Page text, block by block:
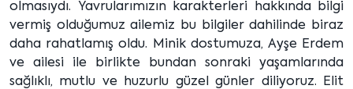
olmasıydı. Yavrularımızın karakterleri hakkında bilgi
vermiş olduğumuz ailemiz bu bilgiler dahilinde biraz
daha rahatlamış oldu. Minik dostumuza, Ayşe Erdem
ve ailesi ile birlikte bundan sonraki yaşamlarında
sağlıklı, mutlu ve huzurlu güzel günler diliyoruz. Elit